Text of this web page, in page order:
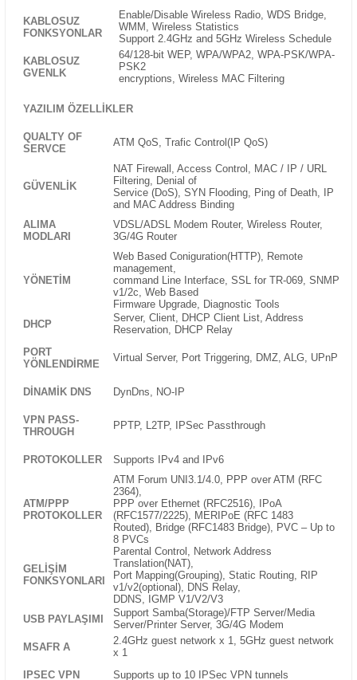
KABLOSUZ
FONKSYONLAR
Enable/Disable Wireless Radio, WDS Bridge,
WMM, Wireless Statistics
Support 2.4GHz and 5GHz Wireless Schedule
KABLOSUZ
GVENLK
64/128-bit WEP, WPA/WPA2, WPA-PSK/WPA-
PSK2
encryptions, Wireless MAC Filtering
YAZILIM ÖZELLIKLER
QUALTY OF
SERVCE
ATM QoS, Trafic Control(IP QoS)
GÜVENLIK
NAT Firewall, Access Control, MAC / IP / URL
Filtering, Denial of
Service (DoS), SYN Flooding, Ping of Death, IP
and MAC Address Binding
ALIMA
MODLARI
VDSL/ADSL Modem Router, Wireless Router,
3G/4G Router
YÖNETIM
Web Based Coniguration(HTTP), Remote
management,
command Line Interface, SSL for TR-069, SNMP
v1/2c, Web Based
Firmware Upgrade, Diagnostic Tools
DHCP
Server, Client, DHCP Client List, Address
Reservation, DHCP Relay
PORT
YÖNLENDIRME
Virtual Server, Port Triggering, DMZ, ALG, UPnP
DINAMIK DNS DynDns, NO-IP
VPN PASS-
THROUGH
PPTP, L2TP, IPSec Passthrough
PROTOKOLLER Supports IPv4 and IPv6
ATM/PPP
PROTOKOLLER
ATM Forum UNI3.1/4.0, PPP over ATM (RFC
2364),
PPP over Ethernet (RFC2516), IPoA
(RFC1577/2225), MERIPoE (RFC 1483
Routed), Bridge (RFC1483 Bridge), PVC – Up to
8 PVCs
GELIŞIM
FONKSYONLARI
Parental Control, Network Address
Translation(NAT),
Port Mapping(Grouping), Static Routing, RIP
v1/v2(optional), DNS Relay,
DDNS, IGMP V1/V2/V3
USB PAYLAŞIMI
Support Samba(Storage)/FTP Server/Media
Server/Printer Server, 3G/4G Modem
MSAFR A
2.4GHz guest network x 1, 5GHz guest network
x 1
IPSEC VPN
Supports up to 10 IPSec VPN tunnels